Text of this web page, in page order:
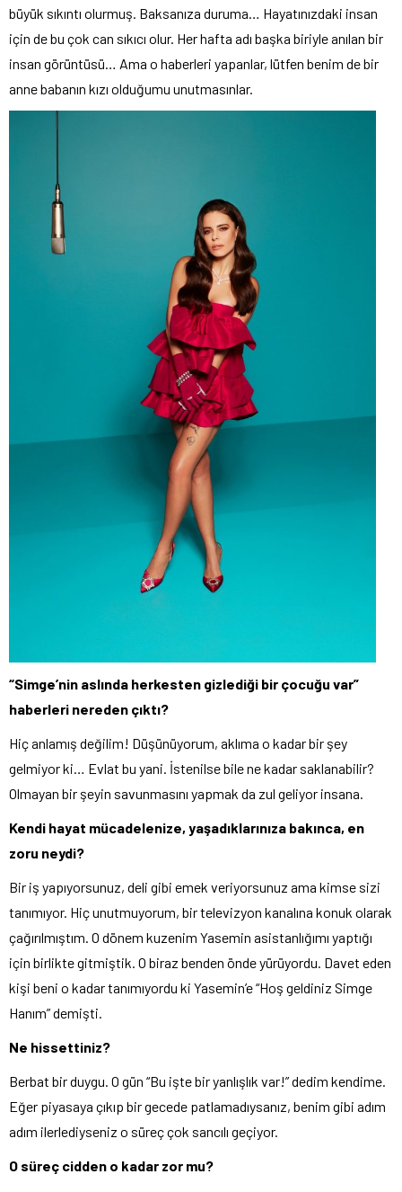
büyük sıkıntı olurmuş. Baksanıza duruma… Hayatınızdaki insan
için de bu çok can sıkıcı olur. Her hafta adı başka biriyle anılan bir
insan görüntüsü… Ama o haberleri yapanlar, lütfen benim de bir
anne babanın kızı olduğumu unutmasınlar.
“Simge’nin aslında herkesten gizlediği bir çocuğu var”
haberleri nereden çıktı?
Hiç anlamış değilim! Düşünüyorum, aklıma o kadar bir şey
gelmiyor ki… Evlat bu yani. İstenilse bile ne kadar saklanabilir?
Olmayan bir şeyin savunmasını yapmak da zul geliyor insana.
Kendi hayat mücadelenize, yaşadıklarınıza bakınca, en
zoru neydi?
Bir iş yapıyorsunuz, deli gibi emek veriyorsunuz ama kimse sizi
tanımıyor. Hiç unutmuyorum, bir televizyon kanalına konuk olarak
çağırılmıştım. O dönem kuzenim Yasemin asistanlığımı yaptığı
için birlikte gitmiştik. O biraz benden önde yürüyordu. Davet eden
kişi beni o kadar tanımıyordu ki Yasemin’e “Hoş geldiniz Simge
Hanım” demişti.
Ne hissettiniz?
Berbat bir duygu. O gün “Bu işte bir yanlışlık var!” dedim kendime.
Eğer piyasaya çıkıp bir gecede patlamadıysanız, benim gibi adım
adım ilerlediyseniz o süreç çok sancılı geçiyor.
O süreç cidden o kadar zor mu?